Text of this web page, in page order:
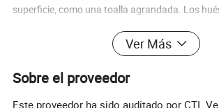
superficie, como una toalla agrandada. Los
tacto es suave. • Seda: Este material es suave y
parece más exclusivo, algunos hoteles de lujo o
Ver Más
Sobre el proveedor
Este proveedor ha sido auditado por CTI.